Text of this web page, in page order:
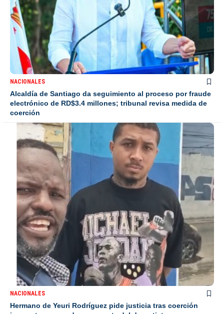
NACIONALES
Alcaldía de Santiago da seguimiento al proceso por fraude
electrónico de RD$3.4 millones; tribunal revisa medida de
coerción
NACIONALES
Hermano de Yeuri Rodríguez pide justicia tras coerción